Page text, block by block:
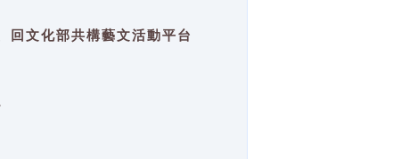
文化部共構藝文活動平台